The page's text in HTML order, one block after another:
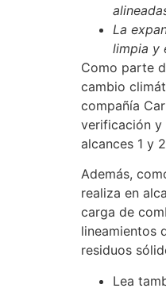
La
limpia y
Como parte
cambio
compañía
verificación y
alcances 1 y
Además,
realiza en
carga de
lineamientos
residuos
Lea